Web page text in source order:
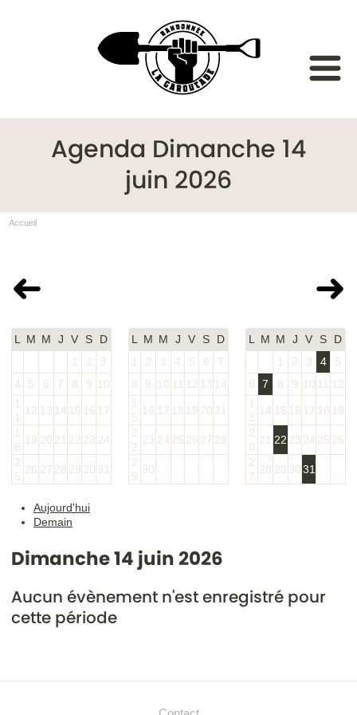
Agenda Dimanche 14
juin 2026
Accueil
Mai 2026
L M M J V S
D
1
2
3
4
5 6 7 8 9 10
1
1
12 13 14 15 16 17
1
8
19 20 21 22 23 24
2
5
26 27 28 29 30 31
L M M J V S
D
1
2 3 4 5 6
7
8
9 10 11 12 13 14
1
5
16 17 18 19 20 21
2
2
23 24 25 26 27 28
2
9
30
Juillet 2026
L M M J V S
D
1
2 3 4
5
6
7 8 9 10 11 12
1
3
14 15 16 17 18 19
2
0
21 22 23 24 25 26
2
7
28 29 3031
Aujourd'hui
Demain
Dimanche 14 juin 2026
Aucun évènement n'est enregistré pour
cette période